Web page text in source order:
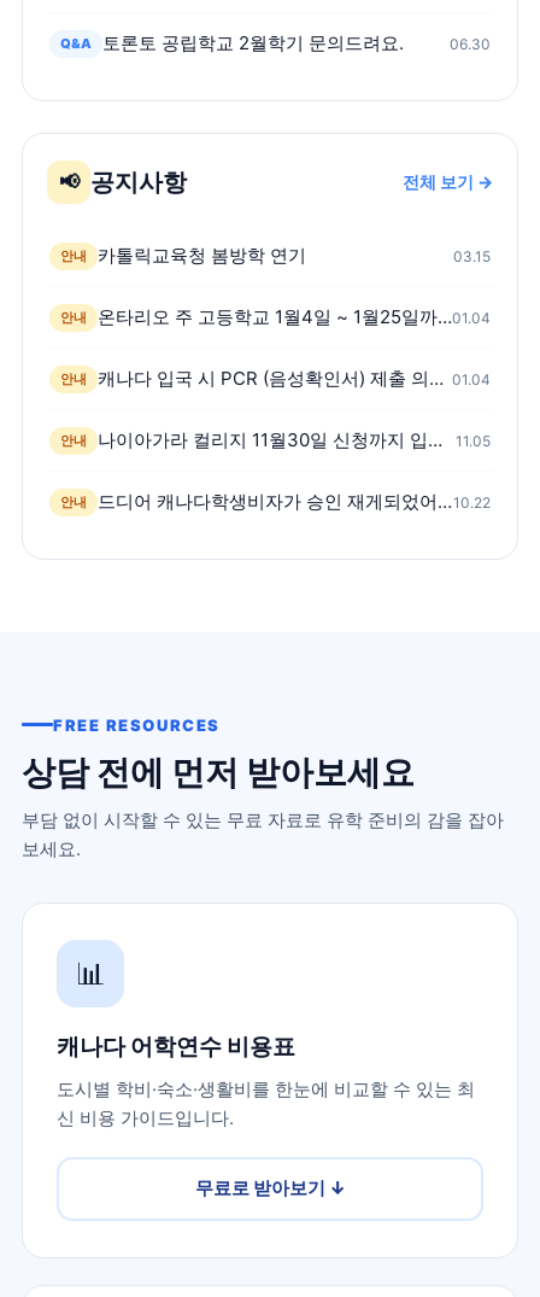
Q&A 토론토 공립학교 2월학기 문의드려요. 06.30
📢 공지사항 전체 보기 →
안내 카톨릭교육청 봄방학 연기 03.15
안내 온타리오 주 고등학교 1월4일 ~ 1월25일까지 온라인 수업01.04
안내 캐나다 입국 시 PCR (음성확인서) 제출 의무화 시행 01.04
안내 나이아가라 컬리지 11월30일 신청까지 입학신청금 면제 11.05
안내 드디어 캐나다학생비자가 승인 재게되었어요! -스캇쌤 팩트체크 영상첨부10.22
FREE RESOURCES
상담 전에 먼저 받아보세요
부담 없이 시작할 수 있는 무료 자료로 유학 준비의 감을 잡아
보세요.
📊
캐나다 어학연수 비용표
도시별 학비·숙소·생활비를 한눈에 비교할 수 있는 최
신 비용 가이드입니다.
무료로 받아보기 ↓